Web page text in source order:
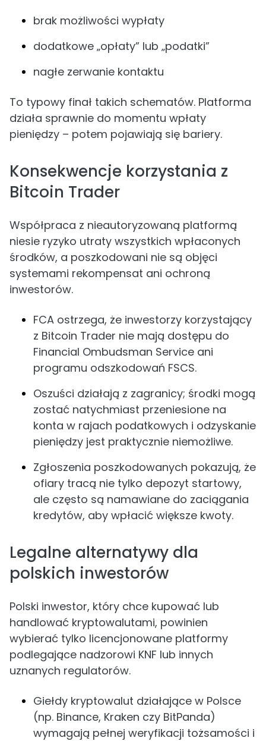
brak możliwości wypłaty
dodatkowe „opłaty” lub „podatki”
nagłe zerwanie kontaktu
To typowy finał takich schematów. Platforma
działa sprawnie do momentu wpłaty
pieniędzy – potem pojawiają się bariery.
Konsekwencje korzystania z
Bitcoin Trader
Współpraca z nieautoryzowaną platformą
niesie ryzyko utraty wszystkich wpłaconych
środków, a poszkodowani nie są objęci
systemami rekompensat ani ochroną
inwestorów.
FCA ostrzega, że inwestorzy korzystający
z Bitcoin Trader nie mają dostępu do
Financial Ombudsman Service ani
programu odszkodowań FSCS.
Oszuści działają z zagranicy; środki mogą
zostać natychmiast przeniesione na
konta w rajach podatkowych i odzyskanie
pieniędzy jest praktycznie niemożliwe.
Zgłoszenia poszkodowanych pokazują, że
ofiary tracą nie tylko depozyt startowy,
ale często są namawiane do zaciągania
kredytów, aby wpłacić większe kwoty.
Legalne alternatywy dla
polskich inwestorów
Polski inwestor, który chce kupować lub
handlować kryptowalutami, powinien
wybierać tylko licencjonowane platformy
podlegające nadzorowi KNF lub innych
uznanych regulatorów.
Giełdy kryptowalut działające w Polsce
(np. Binance, Kraken czy BitPanda)
wymagają pełnej weryfikacji tożsamości i